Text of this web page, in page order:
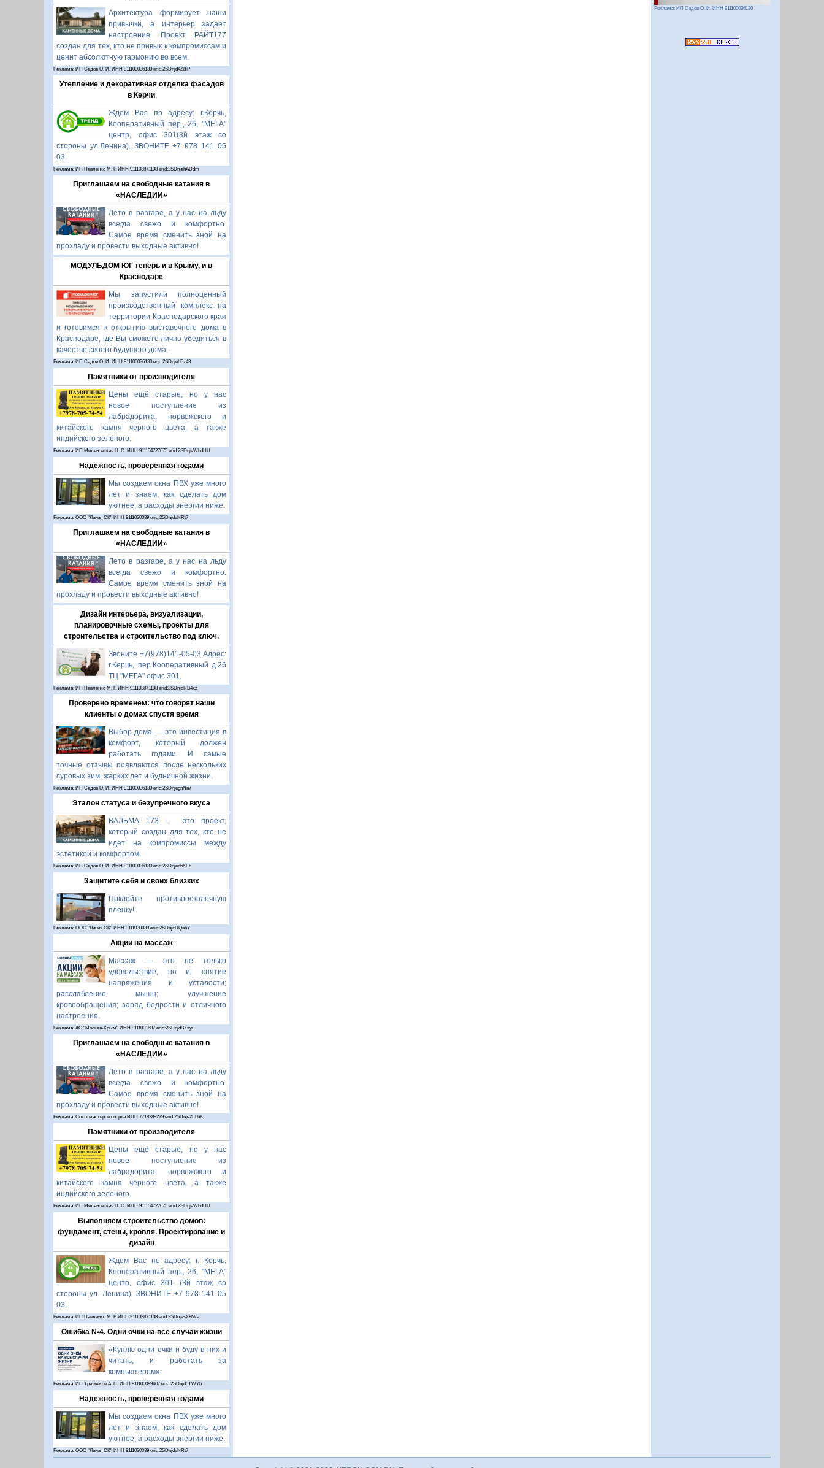
Архитектура формирует наши
привычки, а интерьер задает
настроение. Проект РАЙТ177
создан для тех, кто не привык к компромиссам и
ценит абсолютную гармонию во всем.
Реклама: ИП Седов О. И. ИНН 911100036130 erid:2SDnjd4Z8iP
Утепление и декоративная отделка фасадов
в Керчи
Ждем Вас по адресу: г.Керчь,
Кооперативный пер., 26, "МЕГА"
центр, офис 301(3й этаж со
стороны ул.Ленина). ЗВОНИТЕ +7 978 141 05
03.
Реклама: ИП Павленко М. Р. ИНН 911103871108 erid:2SDnjehADdm
Приглашаем на свободные катания в
«НАСЛЕДИИ»
Лето в разгаре, а у нас на льду
всегда свежо и комфортно.
Самое время сменить зной на
прохладу и провести выходные активно!
МОДУЛЬДОМ ЮГ теперь и в Крыму, и в
Краснодаре
Мы запустили полноценный
производственный комплекс на
территории Краснодарского края
и готовимся к открытию выставочного дома в
Краснодаре, где Вы сможете лично убедиться в
качестве своего будущего дома.
Реклама: ИП Седов О. И. ИНН 911100036130 erid:2SDnjeLEz43
Памятники от производителя
Цены ещё старые, но у нас
новое поступление из
лабрадорита, норвежского и
китайского камня черного цвета, а также
индийского зелёного.
Реклама: ИП Миляновская Н. С. ИНН:911104727675 erid:2SDnjeWbdHU
Надежность, проверенная годами
Мы создаем окна ПВХ уже много
лет и знаем, как сделать дом
уютнее, а расходы энергии ниже.
Реклама: ООО "Линия СК" ИНН 9111030039 erid:2SDnjdvNRt7
Приглашаем на свободные катания в
«НАСЛЕДИИ»
Лето в разгаре, а у нас на льду
всегда свежо и комфортно.
Самое время сменить зной на
прохладу и провести выходные активно!
Дизайн интерьера, визуализации,
планировочные схемы, проекты для
строительства и строительство под ключ.
Звоните +7(978)141-05-03 Адрес:
г.Керчь, пер.Кооперативный д.26
ТЦ "МЕГА" офис 301.
Реклама: ИП Павленко М. Р. ИНН 911103871108 erid:2SDnjcRB4xz
Проверено временем: что говорят наши
клиенты о домах спустя время
Выбор дома — это инвестиция в
комфорт, который должен
работать годами. И самые
точные отзывы появляются после нескольких
суровых зим, жарких лет и будничной жизни.
Реклама: ИП Седов О. И. ИНН 911100036130 erid:2SDnjegnNa7
Эталон статуса и безупречного вкуса
ВАЛЬМА 173 - это проект,
который создан для тех, кто не
идет на компромиссы между
эстетикой и комфортом.
Реклама: ИП Седов О. И. ИНН 911100036130 erid:2SDnjenhKFh
Защитите себя и своих близких
Поклейте противоосколочную
пленку!
Реклама: ООО "Линия СК" ИНН 9111030039 erid:2SDnjcDQahY
Акции на массаж
Массаж — это не только
удовольствие, но и: снятие
напряжения и усталости;
расслабление мышц; улучшение
кровообращения; заряд бодрости и отличного
настроения.
Реклама: АО "Москва-Крым" ИНН 9111001687 erid:2SDnjdBZsyu
Приглашаем на свободные катания в
«НАСЛЕДИИ»
Лето в разгаре, а у нас на льду
всегда свежо и комфортно.
Самое время сменить зной на
прохладу и провести выходные активно!
Реклама: Союз мастеров спорта ИНН 7718289279 erid:2SDnje2Eh6K
Памятники от производителя
Цены ещё старые, но у нас
новое поступление из
лабрадорита, норвежского и
китайского камня черного цвета, а также
индийского зелёного.
Реклама: ИП Миляновская Н. С. ИНН:911104727675 erid:2SDnjeWbdHU
Выполняем строительство домов:
фундамент, стены, кровля. Проектирование и
дизайн
Ждем Вас по адресу: г. Керчь,
Кооперативный пер., 26, "МЕГА"
центр, офис 301 (3й этаж со
стороны ул. Ленина). ЗВОНИТЕ +7 978 141 05
03.
Реклама: ИП Павленко М. Р. ИНН 911103871108 erid:2SDnjesXBWa
Ошибка №4. Одни очки на все случаи жизни
«Куплю одни очки и буду в них и
читать, и работать за
компьютером».
Реклама: ИП Третьяков А. П. ИНН 911100089407 erid:2SDnjd5TWYb
Надежность, проверенная годами
Мы создаем окна ПВХ уже много
лет и знаем, как сделать дом
уютнее, а расходы энергии ниже.
Реклама: ООО "Линия СК" ИНН 9111030039 erid:2SDnjdvNRt7
Реклама: ИП Седов О. И. ИНН 911100036130